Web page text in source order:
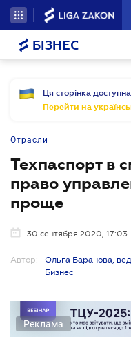
БІЗНЕС
Ця сторінка
Перейти на
Отрасли
Техпаспорт в
право
проще
30 сентября 2020, 17:03
Автор:
Ольга Баранова,
Бизнес
Реклама